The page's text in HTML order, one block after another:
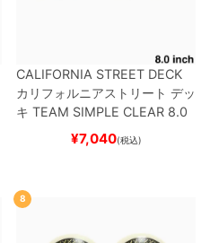
CALIFORNIA STREET DECK
カリフォルニアストリート デッ
キ TEAM SIMPLE CLEAR 8.0
ブランク（DSM）
ード スケボー
¥7,040(税込)
8